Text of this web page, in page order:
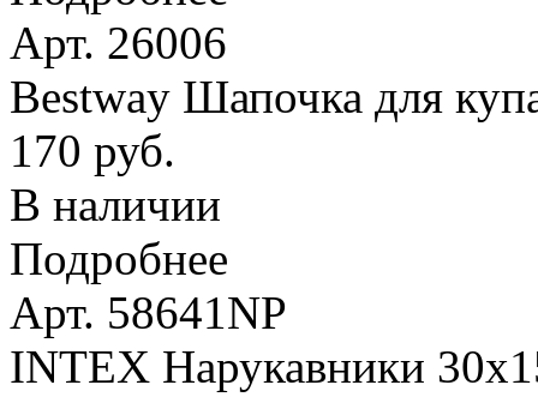
Арт. 26006
Bestway Шапочка для
170 руб.
В наличии
Подробнее
Арт. 58641NP
INTEX Нарукавники